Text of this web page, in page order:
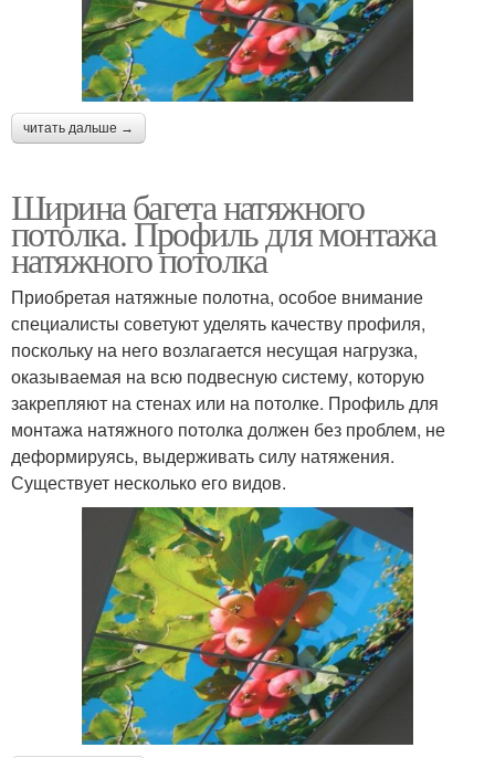
читать дальше →
Ширина багета натяжного
потолка. Профиль для монтажа
натяжного потолка
Приобретая натяжные полотна, особое внимание
специалисты советуют уделять качеству профиля,
поскольку на него возлагается несущая нагрузка,
оказываемая на всю подвесную систему, которую
закрепляют на стенах или на потолке. Профиль для
монтажа натяжного потолка должен без проблем, не
деформируясь, выдерживать силу натяжения.
Существует несколько его видов.